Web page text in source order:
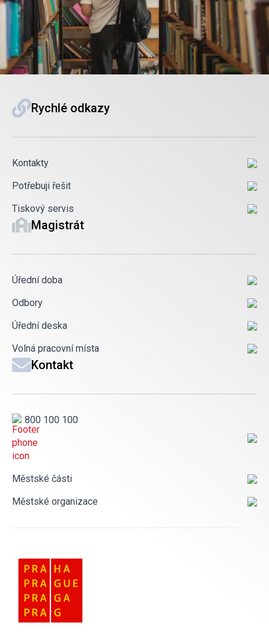
Rychlé odkazy
Kontakty
Potřebuji řešit
Tiskový servis
Magistrát
Úřední doba
Odbory
Úřední deska
Volná pracovní místa
Kontakt
800 100 100
Městské části
Městské organizace